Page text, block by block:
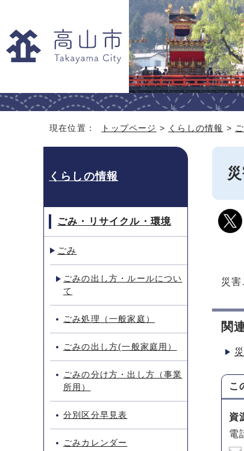
現在位置： トップページ > くらしの情報 >
災
関
こ
資
電
くらしの情報
ごみ・リサイクル・環境
ごみ
ごみの出し方・ルールについ
て
ごみ処理（一般家庭）
ごみの出し方(一般家庭用）
ごみの分け方・出し方（事業
所用）
分別区分早見表
ごみカレンダー